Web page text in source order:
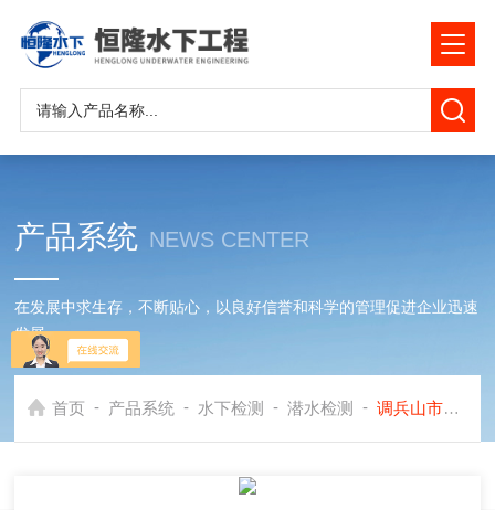
产品系统 NEWS CENTER
在发展中求生存，不断贴心，以良好信誉和科学的管理促进企业迅速
发展
首页 - 产品系统 - 水下检测 - 潜水检测 - 调兵山市闸门水下检测检查公司